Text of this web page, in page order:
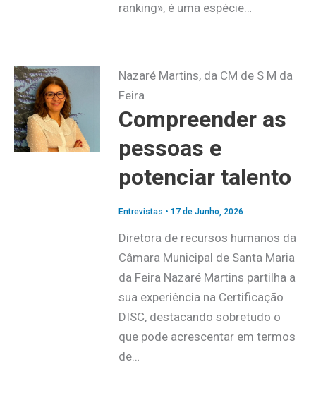
ranking», é uma espécie…
Nazaré Martins, da CM de S M da
Feira
Compreender as
pessoas e
potenciar talento
Entrevistas • 17 de Junho, 2026
Diretora de recursos humanos da
Câmara Municipal de Santa Maria
da Feira Nazaré Martins partilha a
sua experiência na Certificação
DISC, destacando sobretudo o
que pode acrescentar em termos
de…